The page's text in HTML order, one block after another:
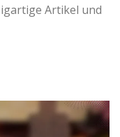
Artikel und